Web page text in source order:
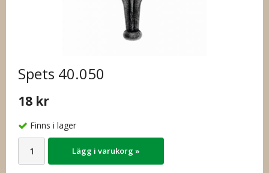
Spets 40.050
18 kr
Finns i lager
Lägg i varukorg »